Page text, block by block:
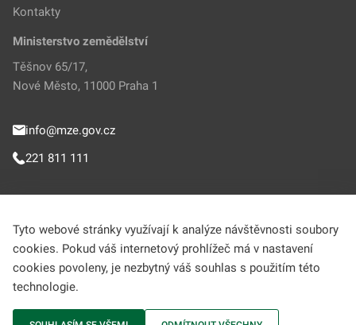
Kontakty
Ministerstvo zemědělství
Těšnov 65/17,
Nové Město, 11000 Praha 1
info@mze.gov.cz
221 811 111
Helpdesk (Portál farmáře)
222 312 977
Tyto webové stránky využívají k analýze návštěvnosti soubory
cookies. Pokud váš internetový prohlížeč má v nastavení
cookies povoleny, je nezbytný váš souhlas s použitím této
technologie.